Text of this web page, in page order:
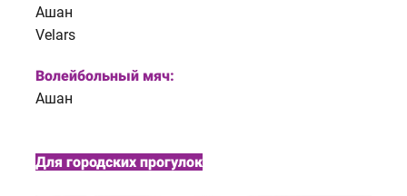
Ашан
Velars
Волейбольный мяч:
Ашан
Для городских прогулок